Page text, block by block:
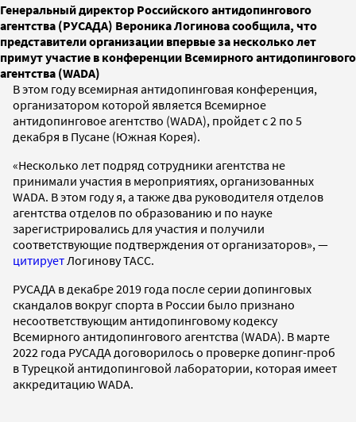
Генеральный директор Российского антидопингового
агентства (РУСАДА) Вероника Логинова сообщила, что
представители организации впервые за несколько лет
примут участие в конференции Всемирного антидопингового
агентства (WADA)
В этом году всемирная антидопинговая конференция,
организатором которой является Всемирное
антидопинговое агентство (WADA), пройдет с 2 по 5
декабря в Пусане (Южная Корея).
«Несколько лет подряд сотрудники агентства не
принимали участия в мероприятиях, организованных
WADA. В этом году я, а также два руководителя отделов
агентства отделов по образованию и по науке
зарегистрировались для участия и получили
соответствующие подтверждения от организаторов», —
цитирует Логинову ТАСС.
РУСАДА в декабре 2019 года после серии допинговых
скандалов вокруг спорта в России было признано
несоответствующим антидопинговому кодексу
Всемирного антидопингового агентства (WADA). В марте
2022 года РУСАДА договорилось о проверке допинг-проб
в Турецкой антидопинговой лаборатории, которая имеет
аккредитацию WADA.